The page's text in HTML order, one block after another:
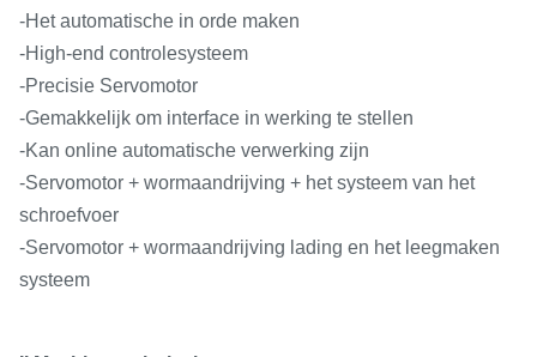
-Het automatische in orde maken
-High-end controlesysteem
-Precisie Servomotor
-Gemakkelijk om interface in werking te stellen
-Kan online automatische verwerking zijn
-Servomotor + wormaandrijving + het systeem van het
schroefvoer
-Servomotor + wormaandrijving lading en het leegmaken
systeem